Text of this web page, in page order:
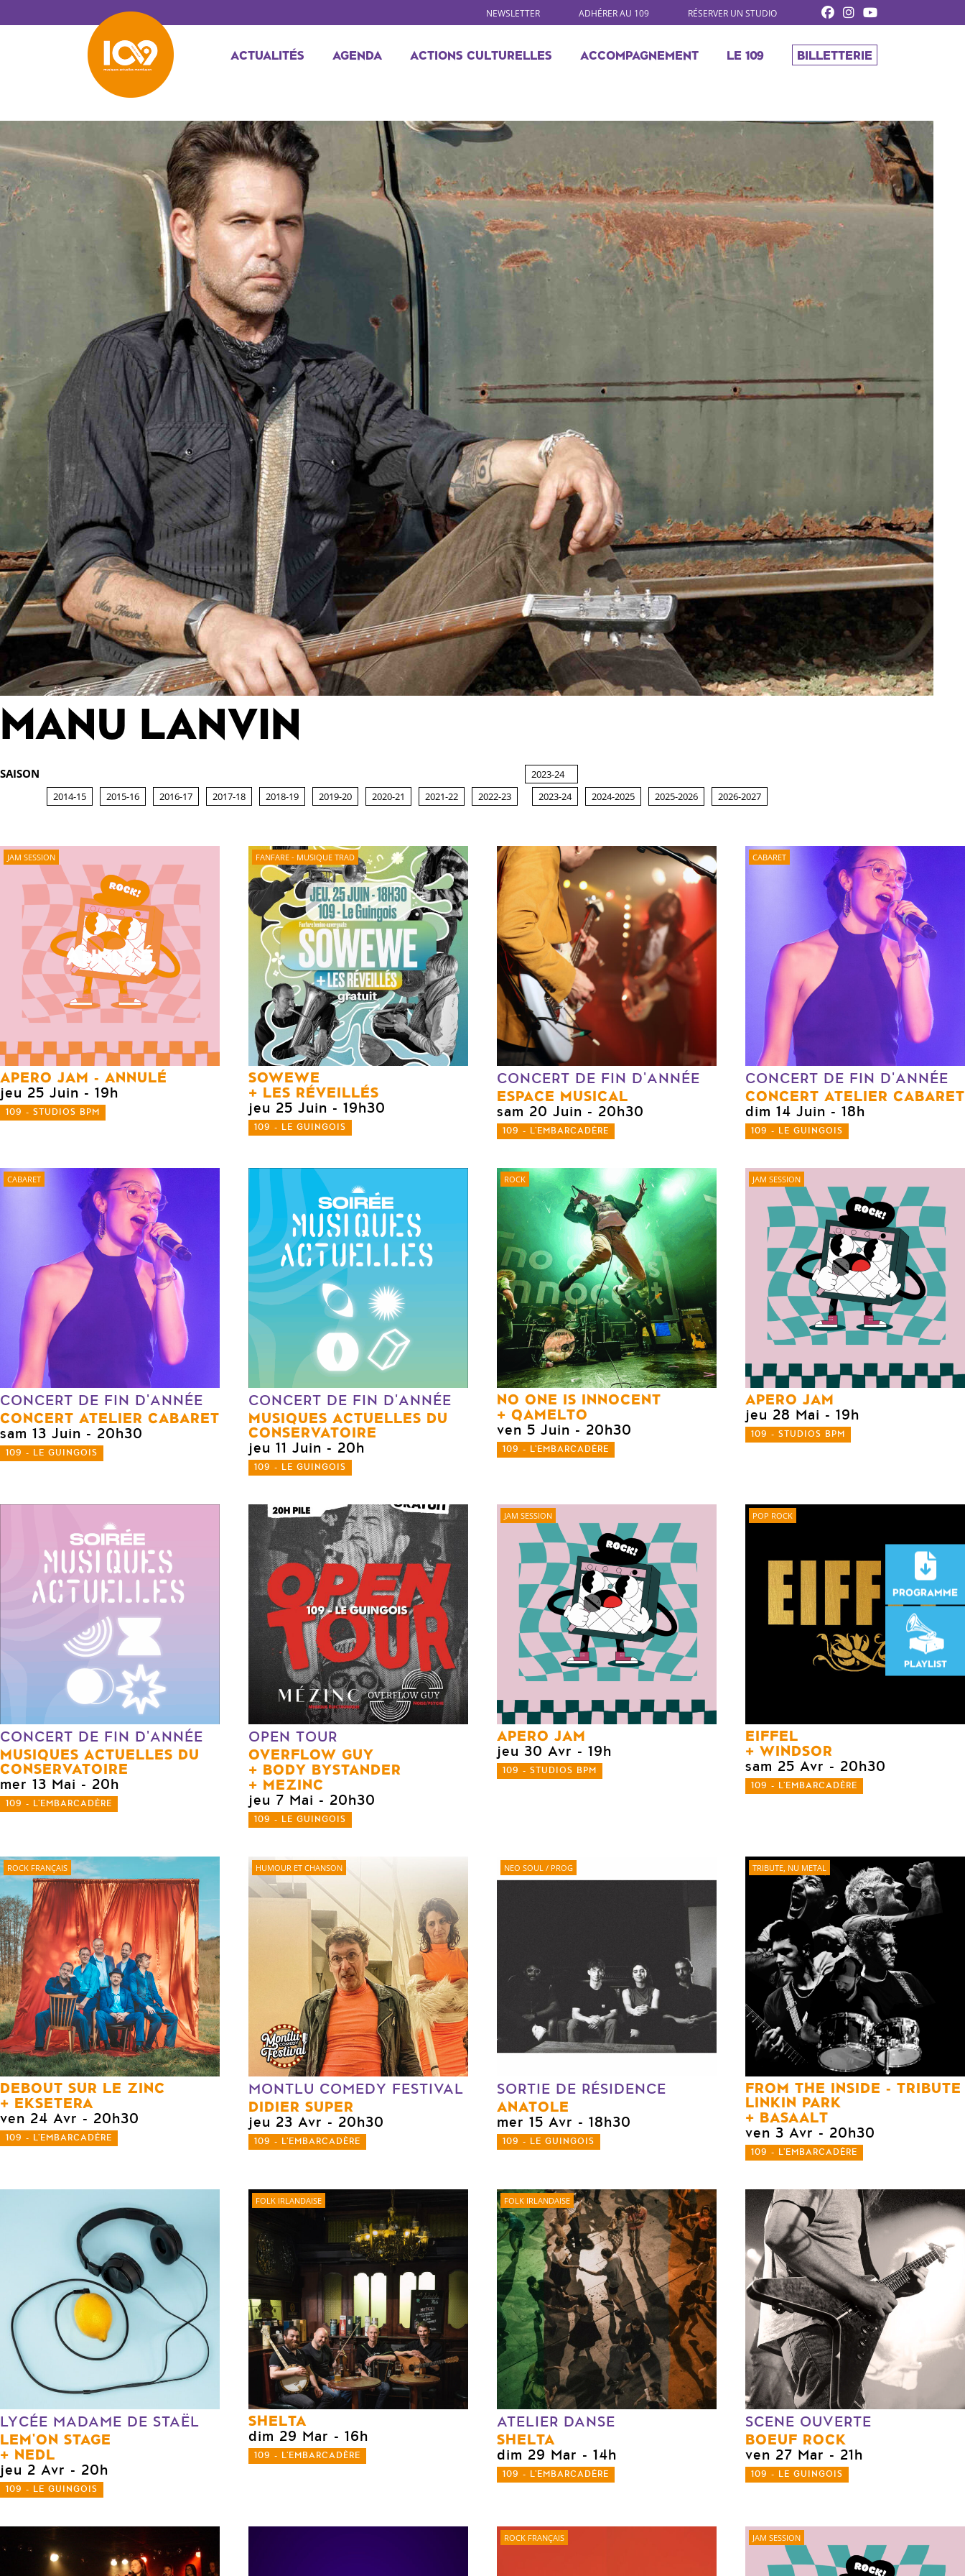
NEWSLETTER ADHÉRER AU 109 RÉSERVER UN STUDIO
ACTUALITÉS AGENDA ACTIONS CULTURELLES ACCOMPAGNEMENT LE 109 BILLETTERIE
MANU LANVIN
SAISON
2014-15 2015-16 2016-17 2017-18 2018-19 2019-20 2020-21 2021-22 2022-23
2023-24
2023-24
2024-2025 2025-2026 2026-2027
JAM SESSION
ANNULÉ
APERO JAM - ANNULÉ
jeu 25 Juin - 19h
109 - STUDIOS BPM
FANFARE - MUSIQUE TRAD
SOWEWE
LES RÉVEILLÉS
jeu 25 Juin - 19h30
109 - LE GUINGOIS
CONCERT DE FIN D'ANNÉE
ESPACE MUSICAL
sam 20 Juin - 20h30
109 - L'EMBARCADÈRE
CABARET
CONCERT DE FIN D'ANNÉE
CONCERT ATELIER CABARET
dim 14 Juin - 18h
109 - LE GUINGOIS
CABARET
CONCERT DE FIN D'ANNÉE
CONCERT ATELIER CABARET
sam 13 Juin - 20h30
109 - LE GUINGOIS
CONCERT DE FIN D'ANNÉE
MUSIQUES ACTUELLES DU
CONSERVATOIRE
jeu 11 Juin - 20h
109 - LE GUINGOIS
ROCK
NO ONE IS INNOCENT
QAMELTO
ven 5 Juin - 20h30
109 - L'EMBARCADÈRE
JAM SESSION
APERO JAM
jeu 28 Mai - 19h
109 - STUDIOS BPM
CONCERT DE FIN D'ANNÉE
MUSIQUES ACTUELLES DU
CONSERVATOIRE
mer 13 Mai - 20h
109 - L'EMBARCADÈRE
OPEN TOUR
OVERFLOW GUY
BODY BYSTANDER
MEZINC
jeu 7 Mai - 20h30
109 - LE GUINGOIS
JAM SESSION
APERO JAM
jeu 30 Avr - 19h
109 - STUDIOS BPM
POP ROCK
EIFFEL
WINDSOR
sam 25 Avr - 20h30
109 - L'EMBARCADÈRE
ROCK FRANÇAIS
DEBOUT SUR LE ZINC
EKSETERA
ven 24 Avr - 20h30
109 - L'EMBARCADÈRE
HUMOUR ET CHANSON
MONTLU COMEDY FESTIVAL
DIDIER SUPER
jeu 23 Avr - 20h30
109 - L'EMBARCADÈRE
NEO SOUL / PROG
SORTIE DE RÉSIDENCE
ANATOLE
mer 15 Avr - 18h30
109 - LE GUINGOIS
TRIBUTE, NU METAL
FROM THE INSIDE - TRIBUTE
LINKIN PARK
BASAALT
ven 3 Avr - 20h30
109 - L'EMBARCADÈRE
LYCÉE MADAME DE STAËL
LEM'ON STAGE
NEDL
jeu 2 Avr - 20h
109 - LE GUINGOIS
FOLK IRLANDAISE
SHELTA
dim 29 Mar - 16h
109 - L'EMBARCADÈRE
FOLK IRLANDAISE
ATELIER DANSE
SHELTA
dim 29 Mar - 14h
109 - L'EMBARCADÈRE
SCENE OUVERTE
BOEUF ROCK
ven 27 Mar - 21h
109 - LE GUINGOIS
ROCK FRANÇAIS JAM SESSION
PROGRAMME
PLAYLIST